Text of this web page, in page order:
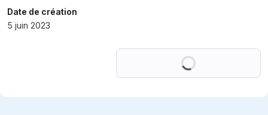
Date de création
5 juin 2023